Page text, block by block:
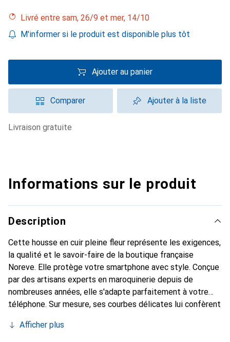
Livré entre sam, 26/9 et mer, 14/10
M'informer si le produit est disponible plus tôt
Ajouter au panier
Comparer Ajouter à la liste
livraison gratuite
Informations sur le produit
Description
Cette housse en cuir pleine fleur représente les exigences,
la qualité et le savoir-faire de la boutique française
Noreve. Elle protège votre smartphone avec style. Conçue
par des artisans experts en maroquinerie depuis de
nombreuses années, elle s'adapte parfaitement à votre
téléphone. Sur mesure, ses courbes délicates lui confèrent
élégant et indispensable de votre smartphone. Reconnaît
Afficher plus